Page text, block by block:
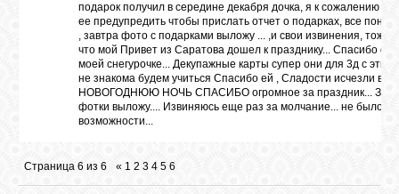
подарок получил в середине декабря дочка, я к сожалению не
ее предупредить чтобы прислать отчет о подарках, все
, завтра фото с подарками выложу ... ,и свои извинения,
что мой Привет из Саратова дошел к празднику... Спасибо
моей снегурочке... Декупажные карты супер они для 3д с этим
не знакома будем учиться Спасибо ей , Сладости исчезли в
НОВОГОДНЮЮ НОЧЬ СПАСИБО огромное за праздник...
фотки выложу.... Извиняюсь еще раз за молчание... не было
возможности...
Страница 6 из 6 « 1 2 3 4 5 6